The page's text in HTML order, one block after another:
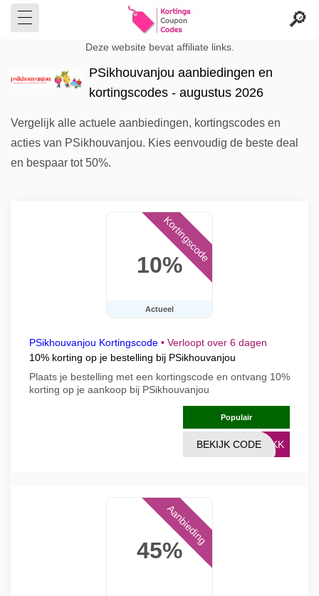
Deze website bevat affiliate links.
PSikhouvanjou aanbiedingen en
kortingscodes - augustus 2026
Vergelijk alle actuele aanbiedingen, kortingscodes en
acties van PSikhouvanjou. Kies eenvoudig de beste deal
en bespaar tot 50%.
10%
Actueel
Kortingscode
PSikhouvanjou Kortingscode • Verloopt over 6 dagen
10% korting op je bestelling bij PSikhouvanjou
Plaats je bestelling met een kortingscode en ontvang 10%
korting op je aankoop bij PSikhouvanjou
Populair
V9KK
BEKIJK CODE
45%
Aanbieding